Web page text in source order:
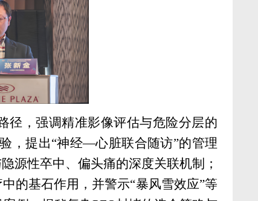
径，强调精准影像评估与危险分层的
，提出“神经—心脏联合随访”的管理
源性卒中、偏头痛的深度关联机制；
的基石作用，并警示“暴风雪效应”等